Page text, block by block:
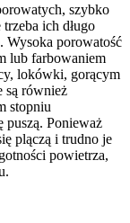
szybko
ich długo
Wysoka porowatość
lub farbowaniem
lokówki, gorącym
są również
stopniu
puszą. Ponieważ
plączą i trudno je
powietrza,